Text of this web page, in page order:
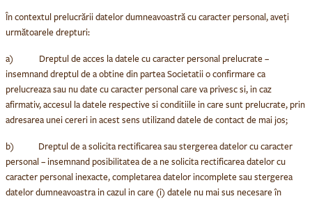
În contextul prelucrării datelor dumneavoastră cu caracter personal, aveți
următoarele drepturi:
a) Dreptul de acces la datele cu caracter personal prelucrate–
insemnand dreptul de a obtine din partea Societatii o confirmare ca
prelucreaza sau nu date cu caracter personal care va privesc si, in caz
afirmativ, accesul la datele respective si conditiile in care sunt prelucrate, prin
adresarea unei cereri in acest sens utilizand datele de contact de mai jos;
b) Dreptul de a solicita rectificarea sau stergerea datelor cu caracter
personal– insemnand posibilitatea de a ne solicita rectificarea datelor cu
caracter personal inexacte, completarea datelor incomplete sau stergerea
datelor dumneavoastra in cazul in care (i) datele nu mai sus necesare în